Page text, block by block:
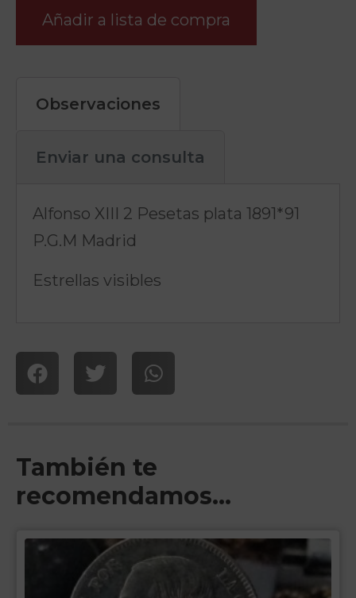
Añadir a lista de compra
Observaciones
Enviar una consulta
Alfonso XIII 2 Pesetas plata 1891*91
P.G.M Madrid
Estrellas visibles
También te
recomendamos…